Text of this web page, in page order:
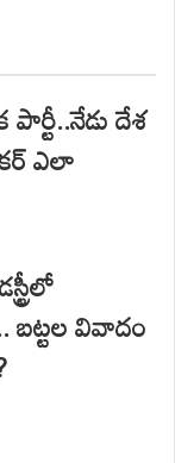
దేశ
ఎలా
బట్టల వివాదం